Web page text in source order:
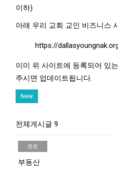
이하)
아래 우리 교회 교인 비즈니스
https://
이미 위 사이트에 등록되어 있
주시면 업데이트됩니다.
New
전체게시글 9
완료
부동산